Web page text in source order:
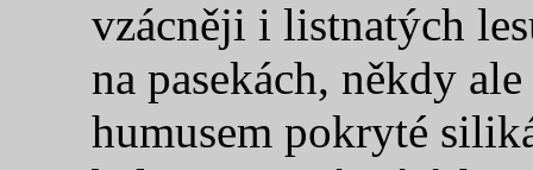
vzácněji i listnatých
na pasekách, někdy
humusem pokryté